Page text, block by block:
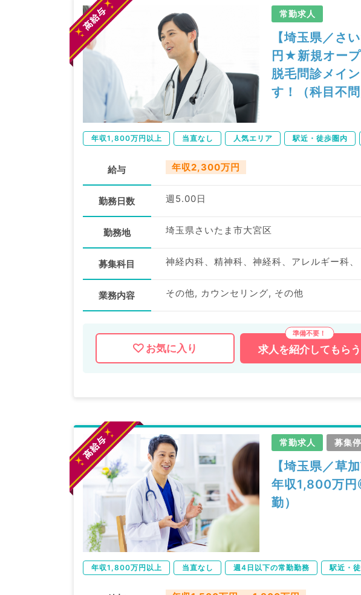
常勤求人
【埼玉県／さ
円★新規オー
脱毛問診メイ
す！（科目不問
年収1,800万円以上 当直なし 人気エリア 駅近・徒歩圏内
給与 年収2,300万円
勤務日数 週5.00日
勤務地 埼玉県さいたま市大宮区
募集科目
業務内容 その他, カウンセリング, その他
お気に入り 求人を紹介してもらう
常勤求人 募集
【埼玉県／草
年収1,800万
勤）
年収1,800万円以上 当直なし 週4日以下の常勤勤務 駅近・